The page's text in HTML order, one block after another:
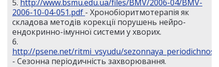
5. http://www.bsmu.edu.ua/files/BMV/2006-04/BMV-
2006-10-04-051.pdf - Хронобіоритмотерапія як
складова методів корекції порушень нейро-
ендокринно-імунної системи у хворих.
6.
http://psene.net/ritmi_vsyudu/
- Сезонна періодичність захворювання.